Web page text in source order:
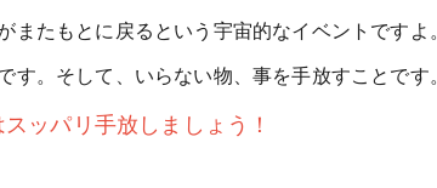
たもとに戻るという宇宙的なイベントですよ。
。そして、いらない物、事を手放すことです。
ッパリ手放しましょう！